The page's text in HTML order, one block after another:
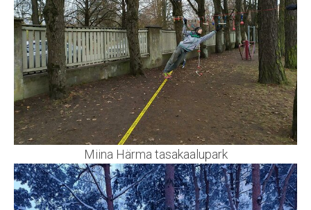
Miina Härma tasakaalupark